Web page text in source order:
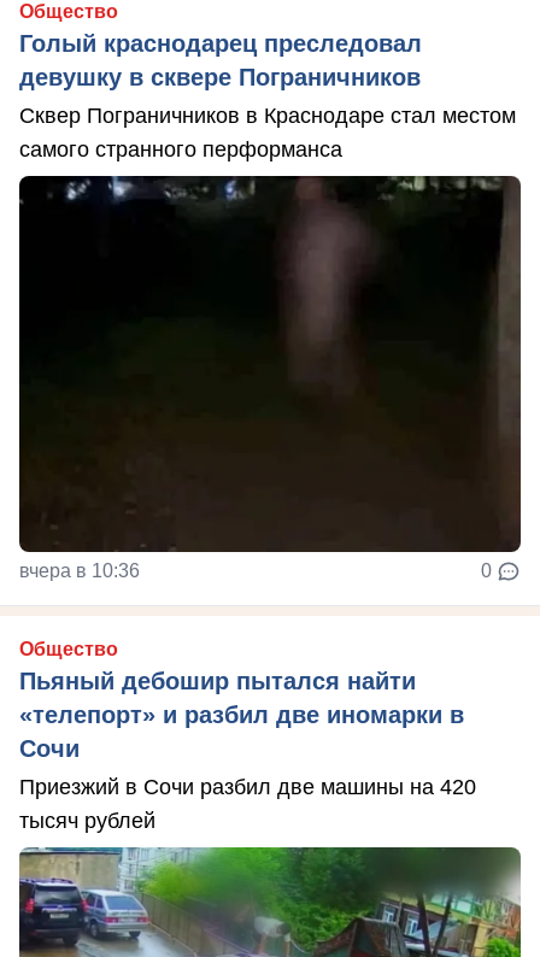
Общество
Голый краснодарец преследовал
девушку в сквере Пограничников
Сквер Пограничников в Краснодаре стал местом
самого странного перформанса
вчера в 10:36 0
Общество
Пьяный дебошир пытался найти
«телепорт» и разбил две иномарки в
Сочи
Приезжий в Сочи разбил две машины на 420
тысяч рублей